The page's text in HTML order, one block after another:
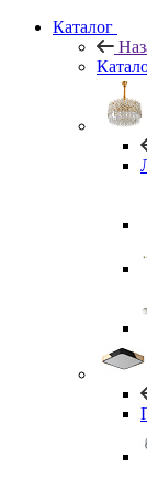
Каталог